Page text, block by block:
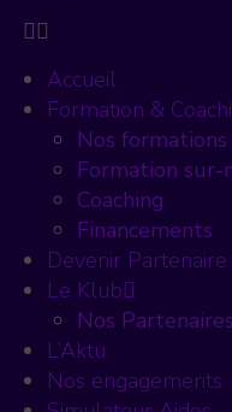
Accueil
Formation &
Nos formations
Formation sur-
Coaching
Financements
Devenir Partenaire
Le Klub
Nos Partenaires
L’Aktu
Nos engagements